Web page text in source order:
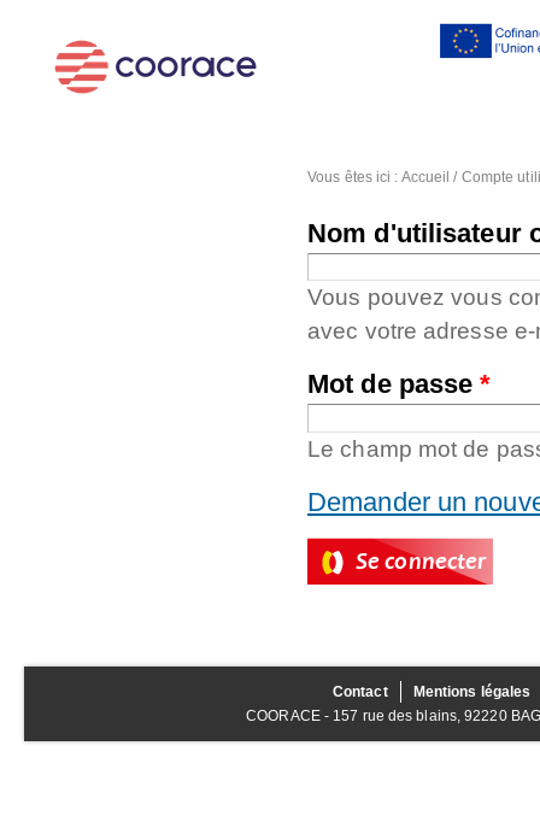
Vous êtes ici : Accueil / Compte
Nom d'utilisateur
Vous pouvez vous
avec votre adresse e-
Mot de passe*
Le champ mot de
Demander un
Contact
Mentions légales
COORACE - 157 rue des blains, 92220